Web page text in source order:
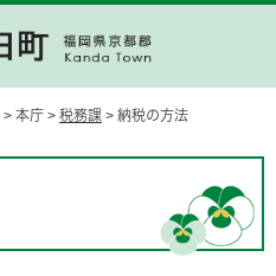
> 本庁 > 税務課 > 納税の方法